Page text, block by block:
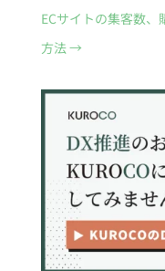
ECサイトの集客数
方法→